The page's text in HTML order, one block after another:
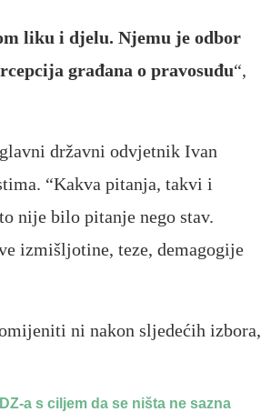
liku i djelu. Njemu je odbor
građana o pravosuđu“,
državni odvjetnik Ivan
“Kakva pitanja, takvi i
nije bilo pitanje nego stav.
izmišljotine, teze, demagogije
ni nakon sljedećih izbora,
a s ciljem da se ništa ne sazna